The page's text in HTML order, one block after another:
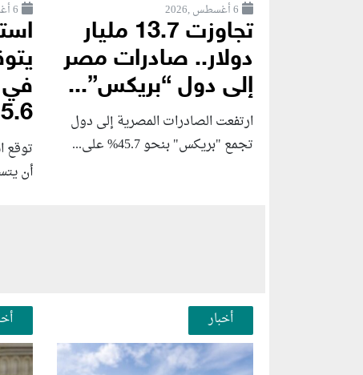
6 أغسطس ,2026
تجاوزت 13.7 مليار
دولار.. صادرات مصر
إلى دول “بريكس”...
ارتفعت الصادرات المصرية إلى دول
تجمع "بريكس" بنحو 45.7% على...
6 أغسطس ,2026
في
توقع
أن
أخبار